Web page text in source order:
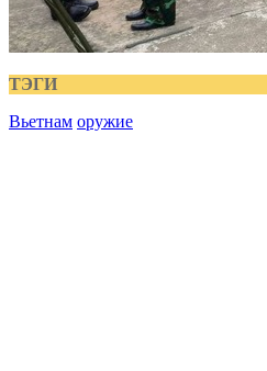
ТЭГИ
Вьетнам оружие